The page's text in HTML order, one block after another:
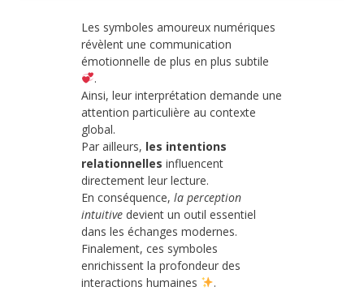
Les symboles amoureux numériques
révèlent une communication
émotionnelle de plus en plus subtile
.
Ainsi, leur interprétation demande une
attention particulière au contexte
global.
Par ailleurs, les intentions
relationnelles influencent
directement leur lecture.
En conséquence, la perception
intuitive devient un outil essentiel
dans les échanges modernes.
Finalement, ces symboles
enrichissent la profondeur des
interactions humaines
.